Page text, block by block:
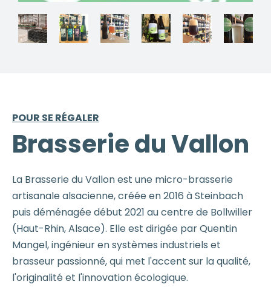
POUR SE RÉGALER
Brasserie du Vallon
La Brasserie du Vallon est une micro-brasserie
artisanale alsacienne, créée en 2016 à Steinbach
puis déménagée début 2021 au centre de Bollwiller
(Haut-Rhin, Alsace). Elle est dirigée par Quentin
Mangel, ingénieur en systèmes industriels et
brasseur passionné, qui met l'accent sur la qualité,
l'originalité et l'innovation écologique.